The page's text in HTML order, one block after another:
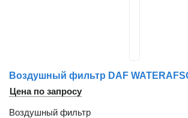
Цена по запросу
Воздушный фильтр